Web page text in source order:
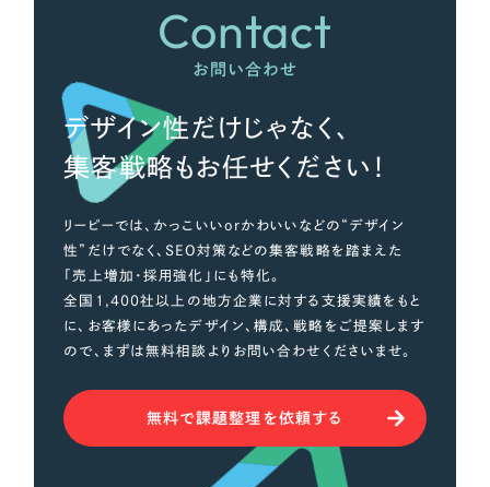
Contact
お問い合わせ
デザイン性だけじゃなく、
集客戦略もお任せください！
リーピーでは、かっこいいorかわいいなどの“デザイン
性”だけでなく、SEO対策などの集客戦略を踏まえた
「売上増加・採用強化」にも特化。
全国1,400社以上の地方企業に対する支援実績をもと
に、お客様にあったデザイン、構成、戦略をご提案します
ので、まずは無料相談よりお問い合わせくださいませ。
無料で課題整理を依頼する